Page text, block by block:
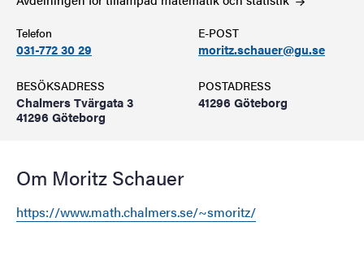
Telefon
031-772 30 29
E-POST
moritz.schauer@gu.se
BESÖKSADRESS
Chalmers Tvärgata 3
41296 Göteborg
POSTADRESS
41296 Göteborg
Om Moritz Schauer
https://www.math.chalmers.se/~smoritz/